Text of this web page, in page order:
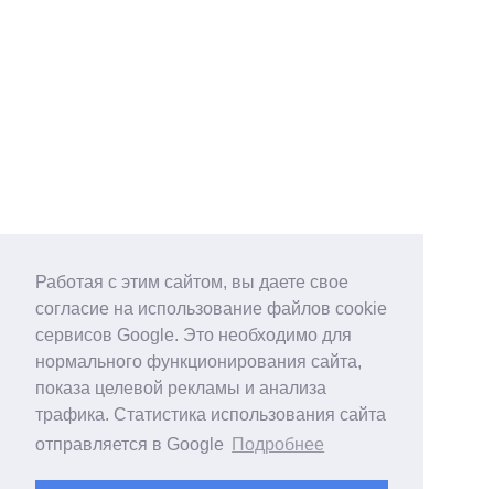
Работая с этим сайтом, вы даете свое
согласие на использование файлов cookie
сервисов Google. Это необходимо для
нормального функционирования сайта,
показа целевой рекламы и анализа
трафика. Статистика использования сайта
отправляется в Google
Подробнее